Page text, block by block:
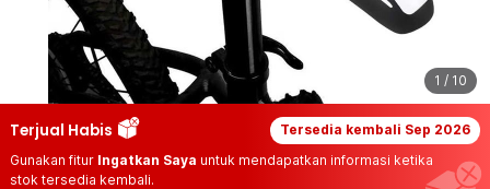
1 / 10
Terjual Habis Tersedia kembali Sep 2026
Gunakan fitur Ingatkan Saya untuk mendapatkan informasi ketika
stok tersedia kembali.